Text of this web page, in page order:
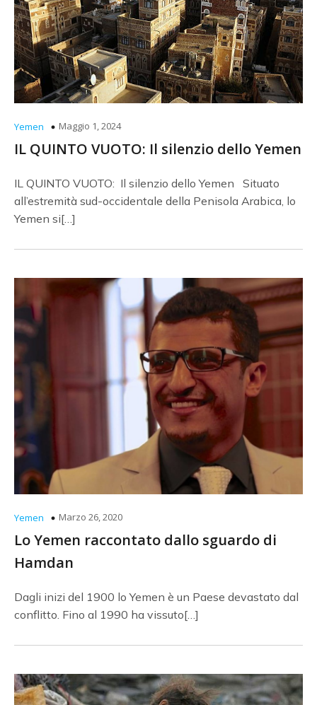
Yemen Maggio 1, 2024
IL QUINTO VUOTO: Il silenzio dello Yemen
IL QUINTO VUOTO: Il silenzio dello Yemen Situato
all’estremità sud-occidentale della Penisola Arabica, lo
Yemen si[…]
Yemen Marzo 26, 2020
Lo Yemen raccontato dallo sguardo di
Hamdan
Dagli inizi del 1900 lo Yemen è un Paese devastato dal
conflitto. Fino al 1990 ha vissuto[…]